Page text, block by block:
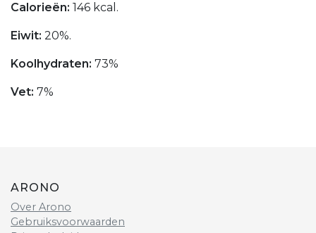
Calorieën: 146 kcal.
Eiwit: 20%.
Koolhydraten: 73%
Vet: 7%
ARONO
Over Arono
Gebruiksvoorwaarden